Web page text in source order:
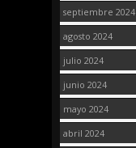
septiembre 2024
agosto 2024
julio 2024
junio 2024
mayo 2024
abril 2024